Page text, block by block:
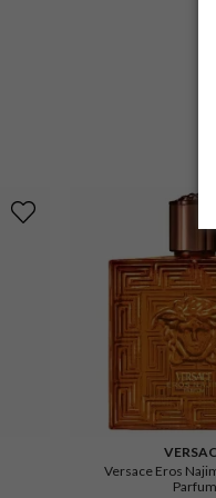
Versace Eros
Parfum